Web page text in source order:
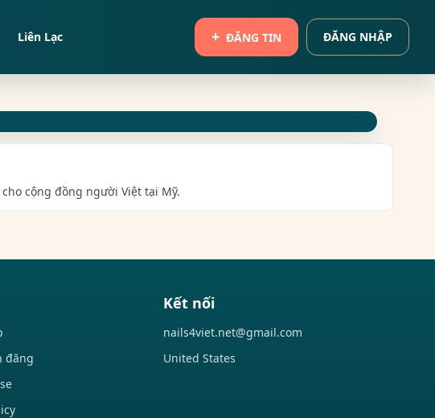
Liên Lạc ĐĂNG TIN ĐĂNG NHẬP
cộng đồng người Việt tại Mỹ.
đăng
Kết nối
nails4viet.net@gmail.com
United States